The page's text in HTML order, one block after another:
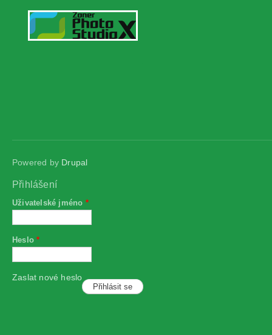
Powered by Drupal
Přihlášení
Uživatelské jméno *
Heslo*
Zaslat nové heslo